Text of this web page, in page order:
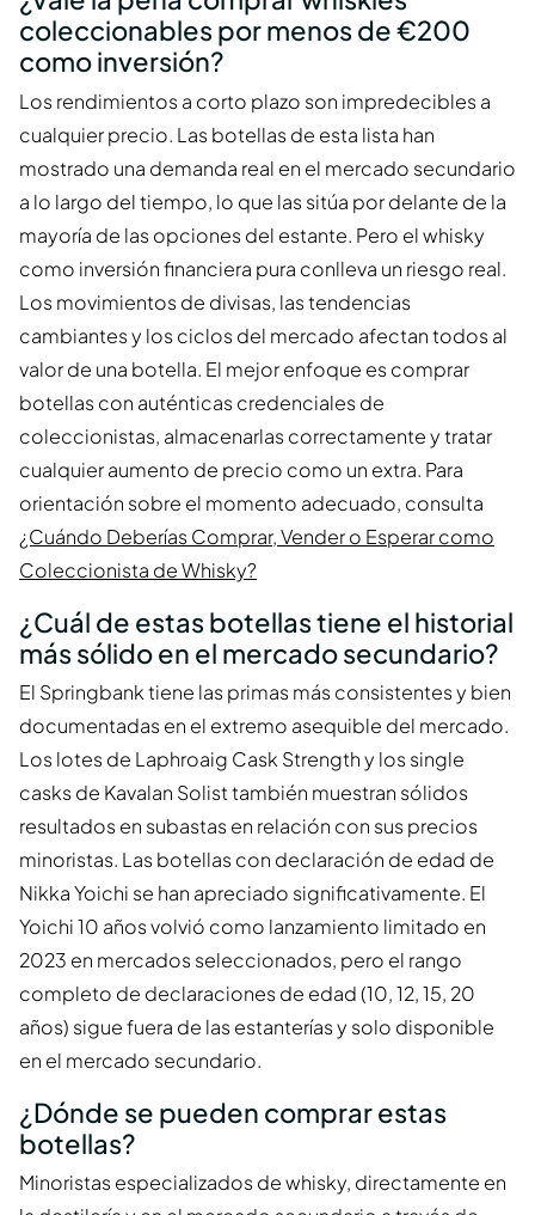
coleccionables por menos de €200
como inversión?
Los rendimientos a corto plazo son impredecibles a
cualquier precio. Las botellas de esta lista han
mostrado una demanda real en el mercado secundario
a lo largo del tiempo, lo que las sitúa por delante de la
mayoría de las opciones del estante. Pero el whisky
como inversión financiera pura conlleva un riesgo real.
Los movimientos de divisas, las tendencias
cambiantes y los ciclos del mercado afectan todos al
valor de una botella. El mejor enfoque es comprar
botellas con auténticas credenciales de
coleccionistas, almacenarlas correctamente y tratar
cualquier aumento de precio como un extra. Para
orientación sobre el momento adecuado, consulta
¿Cuándo Deberías Comprar, Vender o Esperar como
Coleccionista de Whisky?
¿Cuál de estas botellas tiene el historial
más sólido en el mercado secundario?
El Springbank tiene las primas más consistentes y bien
documentadas en el extremo asequible del mercado.
Los lotes de Laphroaig Cask Strength y los single
casks de Kavalan Solist también muestran sólidos
resultados en subastas en relación con sus precios
minoristas. Las botellas con declaración de edad de
Nikka Yoichi se han apreciado significativamente. El
Yoichi 10 años volvió como lanzamiento limitado en
2023 en mercados seleccionados, pero el rango
completo de declaraciones de edad (10, 12, 15, 20
años) sigue fuera de las estanterías y solo disponible
en el mercado secundario.
¿Dónde se pueden comprar estas
botellas?
Minoristas especializados de whisky, directamente en